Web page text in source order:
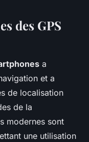
des GPS
a
et a
de localisation
de la
modernes sont
une utilisation